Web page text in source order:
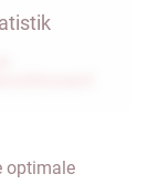
optimale